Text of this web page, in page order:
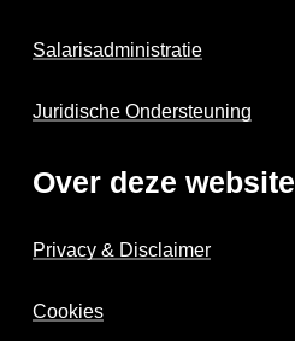
Salarisadministratie
Juridische Ondersteuning
Over deze website
Privacy & Disclaimer
Cookies